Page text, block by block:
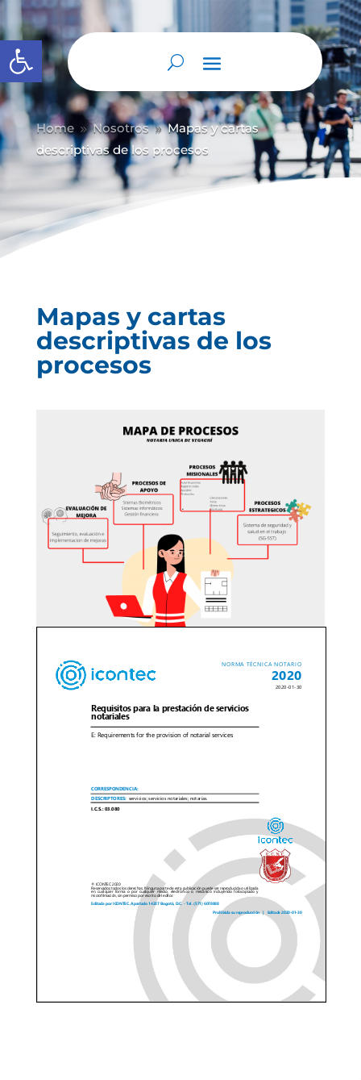
Abrir barra de herramientas
Home 9 Nosotros 9 Mapas y cartas
descriptivas de los procesos
Mapas y cartas
descriptivas de los
procesos